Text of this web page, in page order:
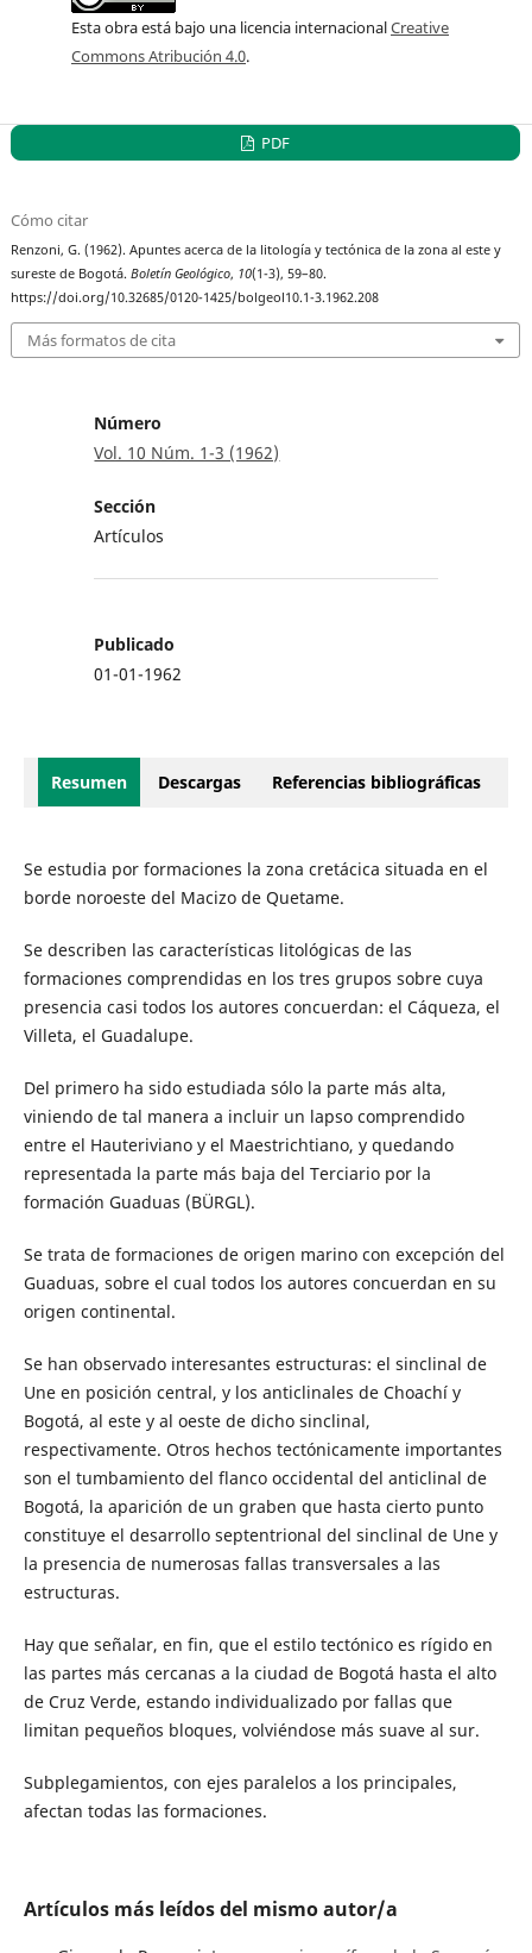
Esta obra está bajo una licencia internacionalCreative
Commons Atribución 4.0.
PDF
Cómo citar
Renzoni, G. (1962). Apuntes acerca de la litología y tectónica de la zona al este y
sureste de Bogotá.Boletín Geológico, 10(1-3), 59–80.
https://doi.org/10.32685/0120-1425/bolgeol10.1-3.1962.208
Más formatos de cita
Número
Vol. 10 Núm. 1-3 (1962)
Sección
Artículos
Publicado
01-01-1962
Resumen Descargas Referencias bibliográficas
Se estudia por formaciones la zona cretácica situada en el
borde noroeste del Macizo de Quetame.
Se describen las características litológicas de las
formaciones comprendidas en los tres grupos sobre cuya
presencia casi todos los autores concuerdan: el Cáqueza, el
Villeta, el Guadalupe.
Del primero ha sido estudiada sólo la parte más alta,
viniendo de tal manera a incluir un lapso comprendido
entre el Hauteriviano y el Maestrichtiano, y quedando
representada la parte más baja del Terciario por la
formación Guaduas (BÜRGL).
Se trata de formaciones de origen marino con excepción del
Guaduas, sobre el cual todos los autores concuerdan en su
origen continental.
Se han observado interesantes estructuras: el sinclinal de
Une en posición central, y los anticlinales de Choachí y
Bogotá, al este y al oeste de dicho sinclinal,
respectivamente. Otros hechos tectónicamente importantes
son el tumbamiento del flanco occidental del anticlinal de
Bogotá, la aparición de un graben que hasta cierto punto
constituye el desarrollo septentrional del sinclinal de Une y
la presencia de numerosas fallas transversales a las
estructuras.
Hay que señalar, en fin, que el estilo tectónico es rígido en
las partes más cercanas a la ciudad de Bogotá hasta el alto
de Cruz Verde, estando individualizado por fallas que
limitan pequeños bloques, volviéndose más suave al sur.
Subplegamientos, con ejes paralelos a los principales,
afectan todas las formaciones.
Artículos más leídos del mismo autor/a